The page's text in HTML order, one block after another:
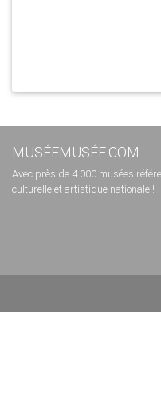
MUSÉEMUSÉE.COM
Avec près de 4 000 musées
culturelle et artistique nationale !